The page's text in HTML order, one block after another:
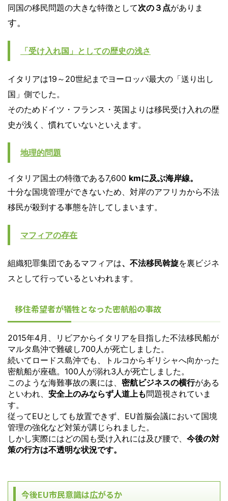
同国の移民問題の大きな特徴として次の３点がありま
す。
「受け入れ国」としての歴史の浅さ
イタリアは19～20世紀までヨーロッパ最大の「送り出し
国」側でした。
そのためドイツ・フランス・英国よりは移民受け入れの歴
史が浅く、慣れていないといえます。
地理的問題
イタリア国土の特徴である7,600 kmに及ぶ海岸線。
十分な国境管理ができないため、対岸のアフリカから不法
移民が殺到する事態を許してしまいます。
マフィアの存在
組織犯罪集団であるマフィアは、不法移民斡旋を裏ビジネ
スとして行っているといわれます。
移住希望者が犠牲となった密航船の事故
2015年4月、リビアからイタリアを目指した不法移民船が
マルタ島沖で難破し700人が死亡しました。
続いてロードス島沖でも、トルコからギリシャへ向かった
密航船が座礁。100人が溺れ3人が死亡しました。
このような海難事故の裏には、 密航ビジネスの横行がある
といわれ、 安全上のみならず人道上も問題視されてい ま
す。
従ってEUとしても放置できず、EU首脳会議において国境
管理の強化など対策が講じられました。
しかし実際にはどの国も受け入れには及び腰で、 今後の対
策の行方は不透明な状況です。
今後EU市民意識は広がるか